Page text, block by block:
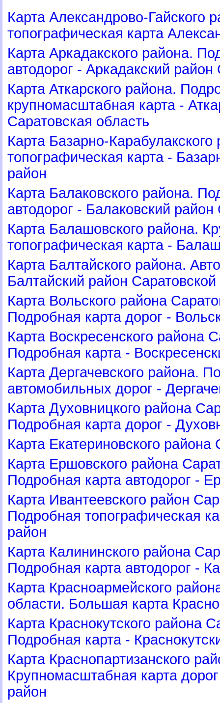
Карта Александрово-Гайского
топографическая карта
Карта Аркадакского района.
автодорог - Аркадакский
Карта Аткарского района.
крупномасштабная карта -
Саратовская область
Карта Базарно-
топографическая карта -
район
Карта Балаковского района.
автодорог - Балаковский
Карта Балашовского района.
топографическая карта -
Карта Балтайского района.
Балтайский район Саратовской
Карта Вольского района
Подробная карта дорог -
Карта Воскресенского района
Подробная карта -
Карта Дергачевского района.
автомобильных дорог -
Карта Духовницкого района
Подробная карта дорог -
Карта Екатериновского района
Карта Ершовского района
Подробная карта автодорог -
Карта Ивантеевского район
Подробная топографическая
район
Карта Калининского района
Подробная карта автодорог -
Карта Красноармейского
области. Большая карта
Карта Краснокутского района
Подробная карта -
Карта Краснопартизанского
Крупномасштабная карта
район